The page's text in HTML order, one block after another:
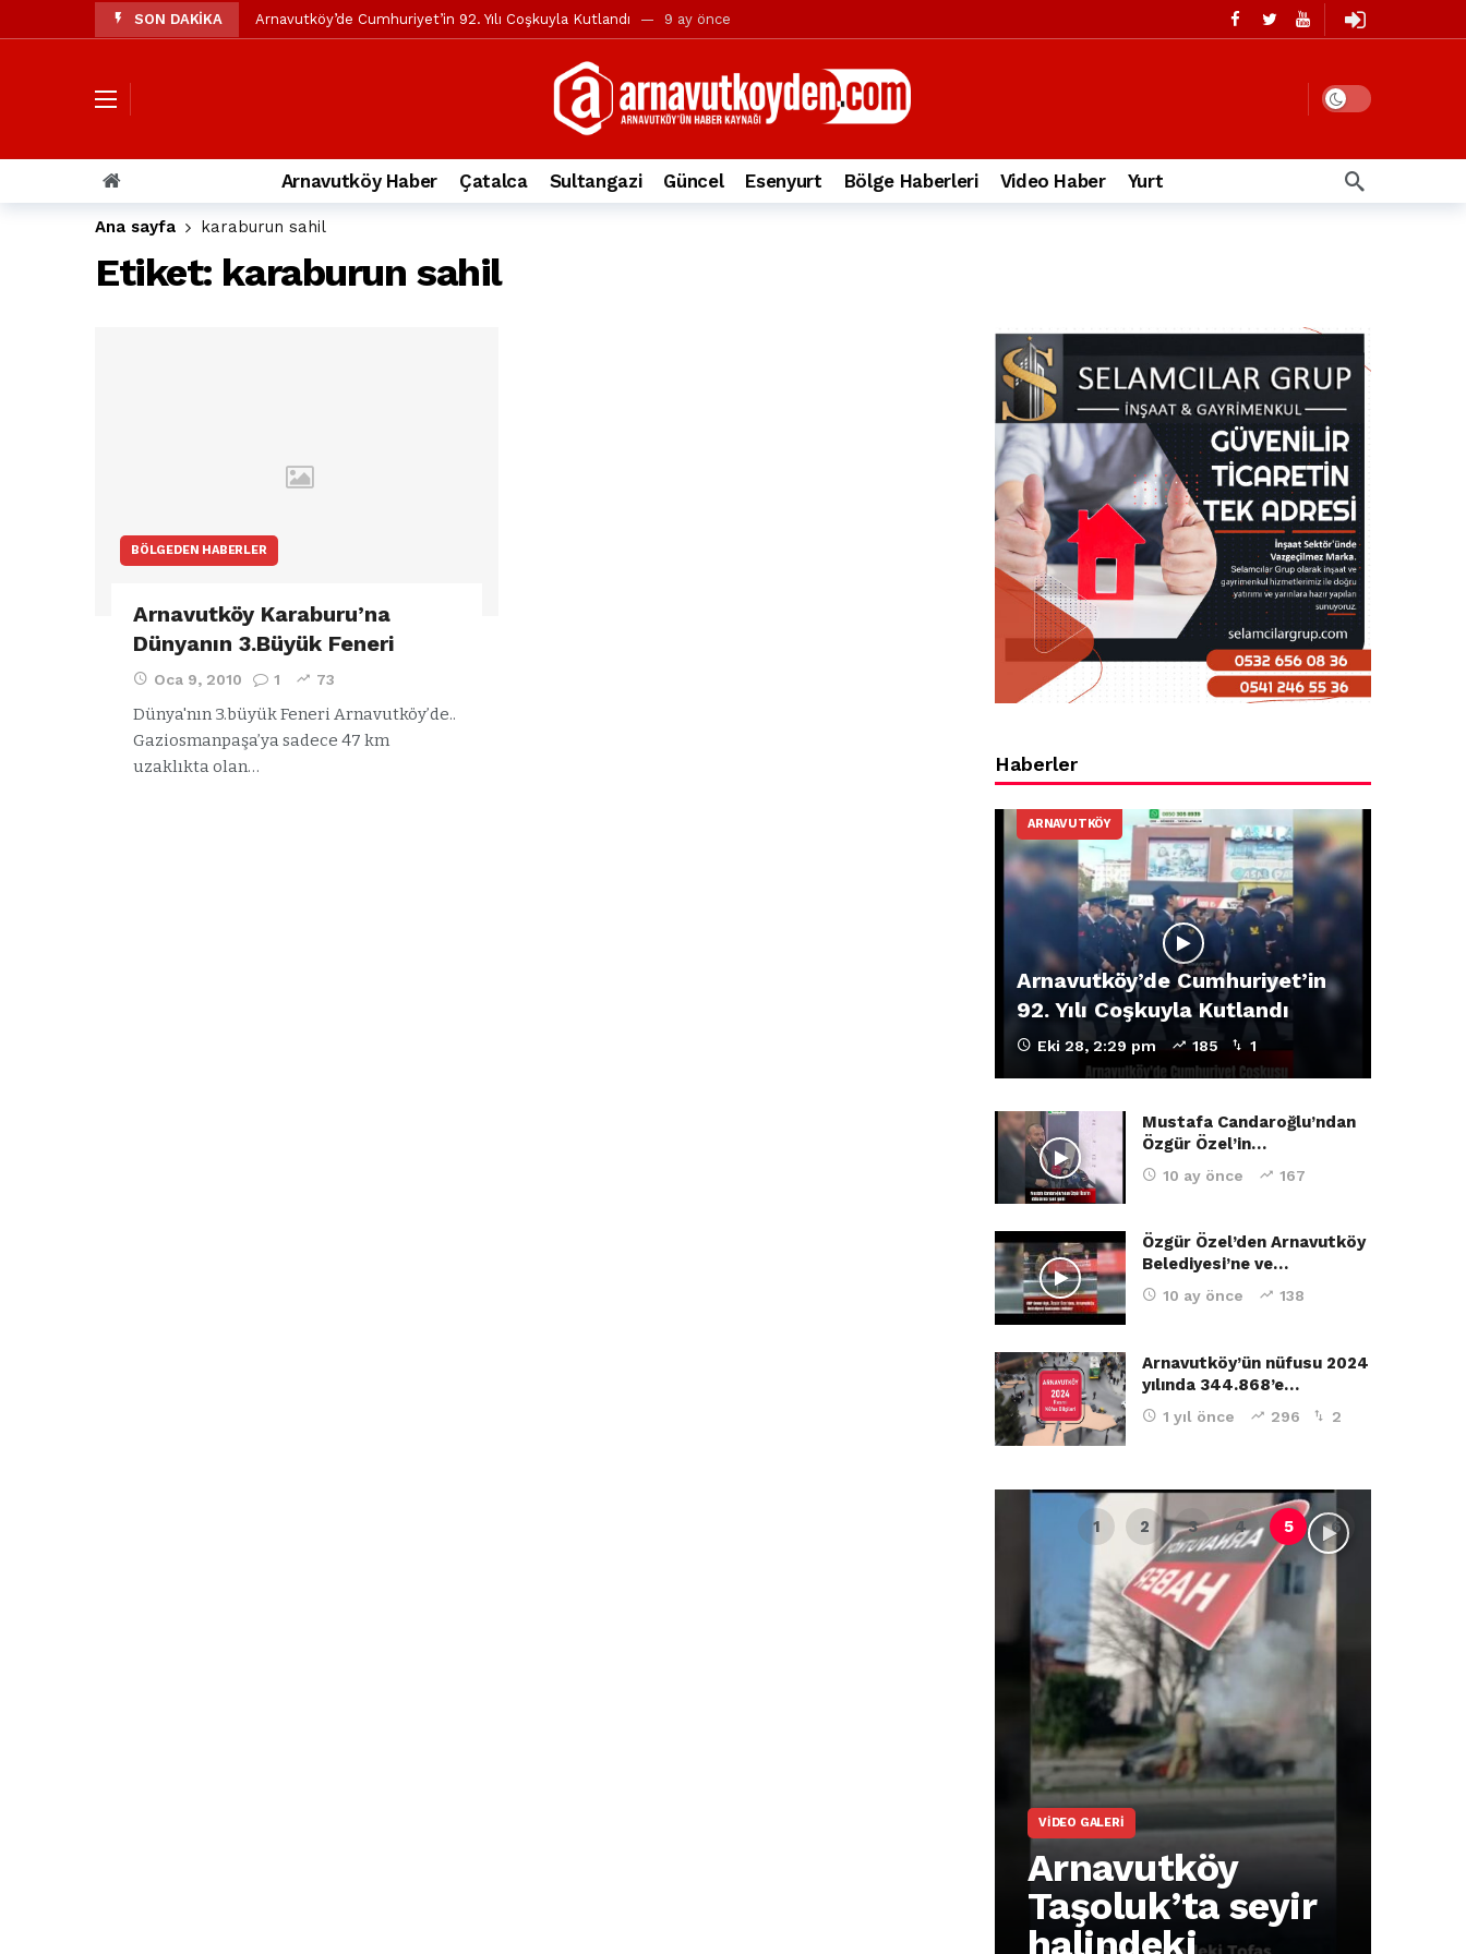
SON DAKİKA Arnavutköy’de Cumhuriyet’in 92. Yılı Coşkuyla Kutlandı 9 ay önce
Özgür Özel’den Arnavutköy Belediyesi’ne ve Mustafa Candaroğlu’na yönelik suçlamalar 10 ay önce
Arnavutköy’ün nüfusu 2024 yılında 344.868’e ulaştı 1 yıl önce
Arnavutköy Taşoluk’ta seyir halindeki otomobil alev alev yandı. 2 yıl önce
Arnavutköy İmrahor Mahallesi sakinleri protesto gösterisi düzenledi 2 yıl önce
Arnavutköy’de 29 Ekim Cumhuriyet Bayramı kutlamaları coşkuyla gerçekleşti
Toprak kaydı: 3 hafriyat kamyonu birbirlerinin üzerine devrildi
Arnavutköy Haber Çatalca Sultangazi Güncel Esenyurt Bölge Haberleri Video Haber Yurt
Ana sayfa karaburun sahil
Etiket: karaburun sahil
BÖLGEDEN HABERLER
Arnavutköy Karaburu’na
Dünyanın 3.Büyük Feneri
Oca 9, 2010 1 73
Dünya'nın 3.büyük Feneri Arnavutköy’de..
Gaziosmanpaşa’ya sadece 47 km
uzaklıkta olan…
Haberler
ARNAVUTKÖY
Arnavutköy’de Cumhuriyet’in
92. Yılı Coşkuyla Kutlandı
Eki 28, 2:29 pm 185 1
Mustafa Candaroğlu’ndan
Özgür Özel’in…
10 ay önce 167
Özgür Özel’den Arnavutköy
Belediyesi’ne ve…
10 ay önce 138
Arnavutköy’ün nüfusu 2024
yılında 344.868’e…
1 yıl önce 296 2
VIDEO GALERI
Arnavutköy
Taşoluk’ta seyir
halindeki